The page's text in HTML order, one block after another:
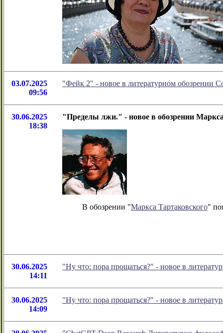
03.07.2025
09:56
"Фейк 2" - новое в литературном обозрении
30.06.2025
18:38
"Пределы лжи." - новое в обозрении
В обозрении "Маркса Тартаковского"
30.06.2025
14:11
"Ну что: пора прощаться?" - новое в
30.06.2025
14:09
"Ну что: пора прощаться?" - новое в